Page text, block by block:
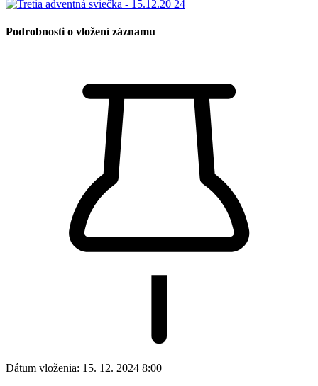
Podrobnosti o vložení záznamu
Dátum vloženia: 15. 12. 2024 8:00